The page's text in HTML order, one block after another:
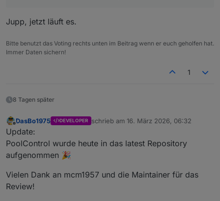
Jupp, jetzt läuft es.
Bitte benutzt das Voting rechts unten im Beitrag wenn er euch geholfen hat.
Immer Daten sichern!
1
8 Tagen später
Offline
DasBo1975 DEVELOPER schrieb am 16. März 2026, 06:32
zuletzt editiert von
Update:
PoolControl wurde heute in das latest Repository
aufgenommen 🎉
Vielen Dank an mcm1957 und die Maintainer für das
Review!